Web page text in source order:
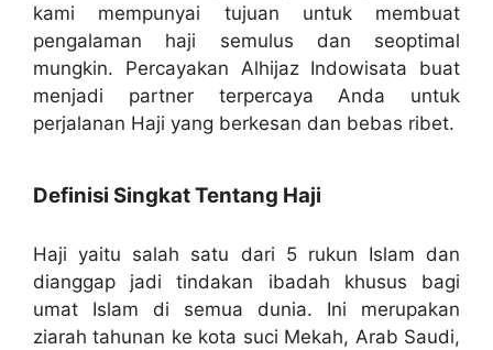
kami mempunyai tujuan untuk membuat
pengalaman haji semulus dan seoptimal
mungkin. Percayakan Alhijaz Indowisata buat
menjadi partner terpercaya Anda untuk
perjalanan Haji yang berkesan dan bebas ribet.
Definisi Singkat Tentang Haji
Haji yaitu salah satu dari 5 rukun Islam dan
dianggap jadi tindakan ibadah khusus bagi
umat Islam di semua dunia. Ini merupakan
ziarah tahunan ke kota suci Mekah, Arab Saudi,